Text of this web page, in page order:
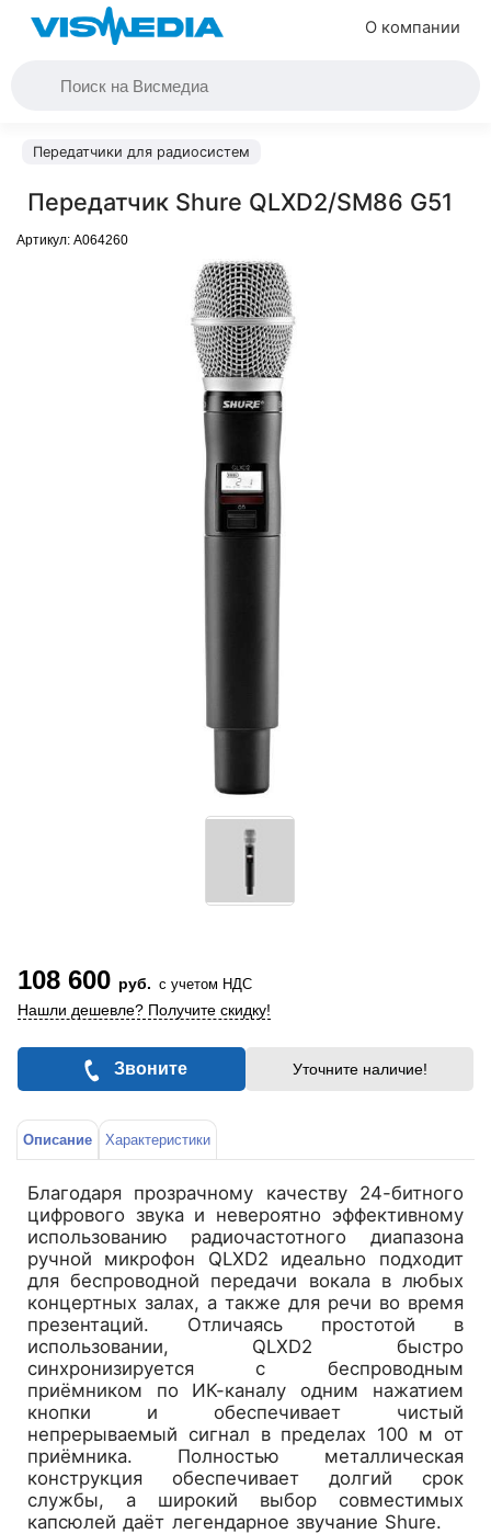
О компании
Передатчики для радиосистем
Передатчик Shure QLXD2/SM86 G51
Артикул: A064260
108 600 руб. с учетом НДС
Нашли дешевле? Получите скидку!
Звоните Уточните наличие!
Описание Характеристики
Благодаря прозрачному качеству 24-битного
цифрового звука и невероятно эффективному
использованию радиочастотного диапазона
ручной микрофон QLXD2 идеально подходит
для беспроводной передачи вокала в любых
концертных залах, а также для речи во время
презентаций. Отличаясь простотой в
использовании, QLXD2 быстро
синхронизируется с беспроводным
приёмником по ИК-каналу одним нажатием
кнопки и обеспечивает чистый
непрерываемый сигнал в пределах 100 м от
приёмника. Полностью металлическая
конструкция обеспечивает долгий срок
службы, а широкий выбор совместимых
капсюлей даёт легендарное звучание Shure.